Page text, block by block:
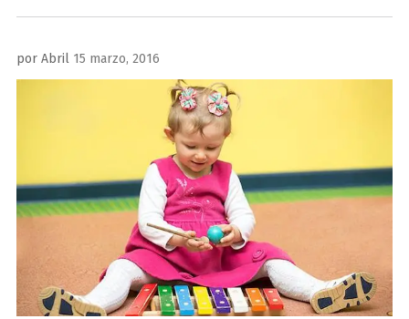
por Abril Publicado
el
15 marzo, 2016